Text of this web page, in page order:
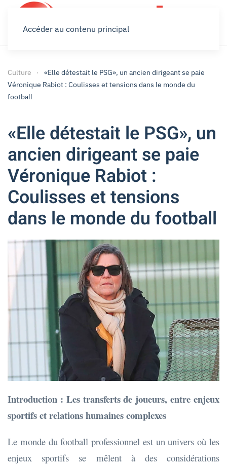
Accéder au contenu principal
Culture
«Elle détestait le PSG», un ancien dirigeant se paie
Véronique Rabiot : Coulisses et tensions dans le monde du
football
«Elle détestait le PSG», un
ancien dirigeant se paie
Véronique Rabiot :
Coulisses et tensions
dans le monde du football
Introduction : Les transferts de joueurs, entre enjeux
sportifs et relations humaines complexes
Le monde du football professionnel est un univers où les
enjeux sportifs se mêlent à des considérations